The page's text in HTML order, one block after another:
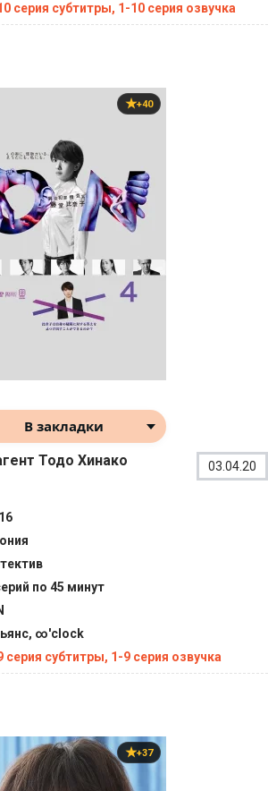
серия субтитры, 1-10 серия озвучка
+40
В закладки
Тодо Хинако
03.04.20
по 45 минут
∞'clock
серия субтитры, 1-9 серия озвучка
+37